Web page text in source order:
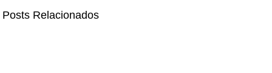
Posts Relacionados